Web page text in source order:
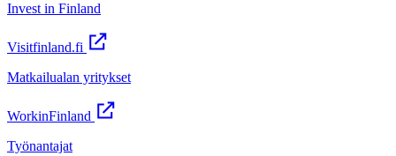
Invest in Finland
Visitfinland.fi
Matkailualan yritykset
WorkinFinland
Työnantajat